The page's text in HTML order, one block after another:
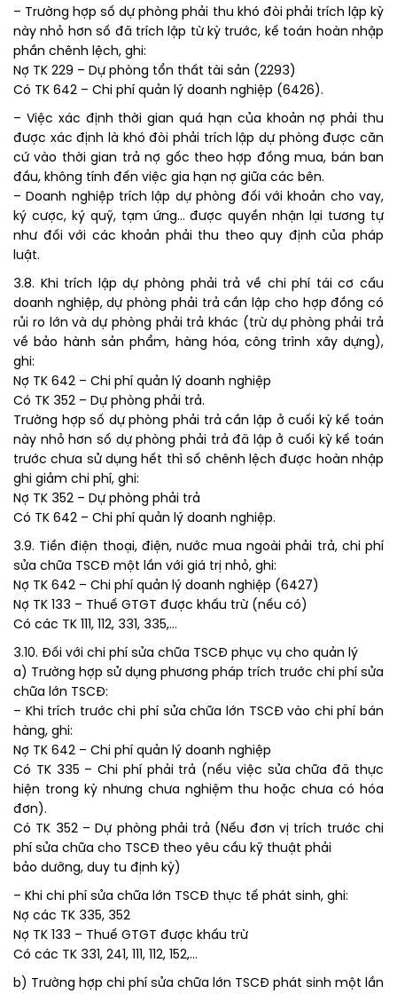
– Trường hợp số dự phòng phải thu khó đòi phải trích lập kỳ
này nhỏ hơn số đã trích lập từ kỳ trước, kế toán hoàn nhập
phần chênh lệch, ghi:
Nợ TK 229 – Dự phòng tổn thất tài sản (2293)
Có TK 642 – Chi phí quản lý doanh nghiệp (6426).
– Việc xác định thời gian quá hạn của khoản nợ phải thu
được xác định là khó đòi phải trích lập dự phòng được căn
cứ vào thời gian trả nợ gốc theo hợp đồng mua, bán ban
đầu, không tính đến việc gia hạn nợ giữa các bên.
– Doanh nghiệp trích lập dự phòng đối với khoản cho vay,
ký cược, ký quỹ, tạm ứng… được quyền nhận lại tương tự
như đối với các khoản phải thu theo quy định của pháp
luật.
3.8. Khi trích lập dự phòng phải trả về chi phí tái cơ cấu
doanh nghiệp, dự phòng phải trả cần lập cho hợp đồng có
rủi ro lớn và dự phòng phải trả khác (trừ dự phòng phải trả
về bảo hành sản phẩm, hàng hóa, công trình xây dựng),
ghi:
Nợ TK 642 – Chi phí quản lý doanh nghiệp
Có TK 352 – Dự phòng phải trả.
Trường hợp số dự phòng phải trả cần lập ở cuối kỳ kế toán
này nhỏ hơn số dự phòng phải trả đã lập ở cuối kỳ kế toán
trước chưa sử dụng hết thì số chênh lệch được hoàn nhập
ghi giảm chi phí, ghi:
Nợ TK 352 – Dự phòng phải trả
Có TK 642 – Chi phí quản lý doanh nghiệp.
3.9. Tiền điện thoại, điện, nước mua ngoài phải trả, chi phí
sửa chữa TSCĐ một lần với giá trị nhỏ, ghi:
Nợ TK 642 – Chi phí quản lý doanh nghiệp (6427)
Nợ TK 133 – Thuế GTGT được khấu trừ (nếu có)
Có các TK 111, 112, 331, 335,…
3.10. Đối với chi phí sửa chữa TSCĐ phục vụ cho quản lý
a) Trường hợp sử dụng phương pháp trích trước chi phí sửa
chữa lớn TSCĐ:
– Khi trích trước chi phí sửa chữa lớn TSCĐ vào chi phí bán
hàng, ghi:
Nợ TK 642 – Chi phí quản lý doanh nghiệp
Có TK 335 – Chi phí phải trả (nếu việc sửa chữa đã thực
hiện trong kỳ nhưng chưa nghiệm thu hoặc chưa có hóa
đơn).
Có TK 352 – Dự phòng phải trả (Nếu đơn vị trích trước chi
phí sửa chữa cho TSCĐ theo yêu cầu kỹ thuật phải
bảo dưỡng, duy tu định kỳ)
– Khi chi phí sửa chữa lớn TSCĐ thực tế phát sinh, ghi:
Nợ các TK 335, 352
Nợ TK 133 – Thuế GTGT được khấu trừ
Có các TK 331, 241, 111, 112, 152,…
b) Trường hợp chi phí sửa chữa lớn TSCĐ phát sinh một lần